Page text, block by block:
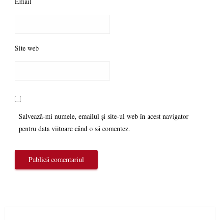
Site web
Salvează-mi numele, emailul și site-ul web în acest navigator
pentru data viitoare când o să comentez.